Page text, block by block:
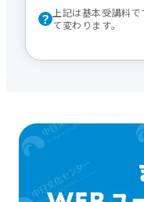
上記は基本受講料
て変わります。